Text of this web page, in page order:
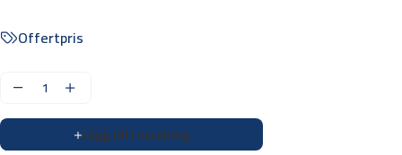
Offertpris
k
r
Lägg till i varukorg